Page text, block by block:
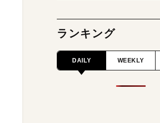
ランキング
DAILY WEEKLY